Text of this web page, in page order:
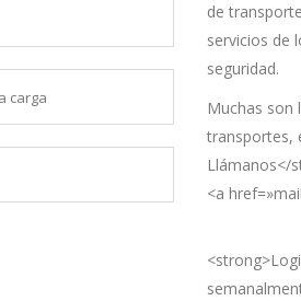
de
servicios de
seguridad.
Muchas son
transportes,
Llámanos</
<a